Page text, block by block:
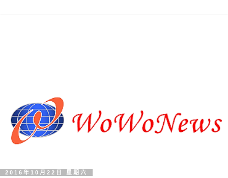
2016年10月22日 星期六